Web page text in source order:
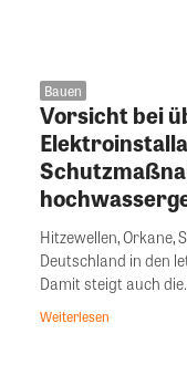
Bauen
Vorsicht bei
Hitzewellen, Orkane,
Deutschland in den
Damit steigt auch
Weiterlesen